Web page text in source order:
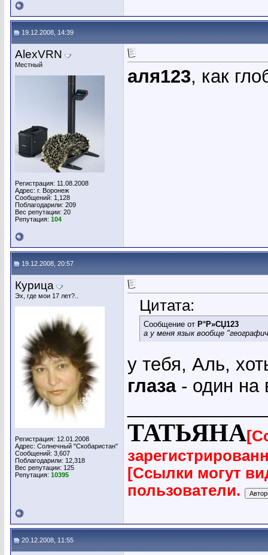
19.12.2008, 14:39
AlexVRN
Местный
Регистрация: 11.08.2008
Адрес: г. Воронеж
Сообщений: 1,128
Поблагодарили: 209
Вес репутации: 20
Репутация: 104
аля123, как
19.12.2008, 20:57
Курица
Эх, где мои 17 лет?..
Регистрация: 12.01.2008
Адрес: Солнечный "Скобаристан"
Сообщений: 3,607
Поблагодарили: 12,318
Вес репутации: 125
Репутация: 10395
Цитата:
Сообщение от Р°Р»СЏ123
а у меня язык вообще
у тебя, Аль,
глаза- один на
ТАТЬЯНА
[Ссылки могут
пользователи.
20.12.2008, 11:55